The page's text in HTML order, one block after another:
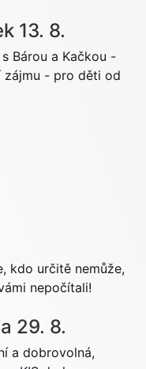
13. 8.
Bárou a Kačkou -
zájmu - pro děti od
kdo určitě nemůže,
nepočítali!
29. 8.
a dobrovolná,